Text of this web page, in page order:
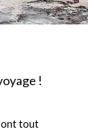
!
ont tout